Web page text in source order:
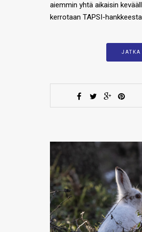
aiemmin yhtä aikaisin
kerrotaan TAPSI-
JATKA